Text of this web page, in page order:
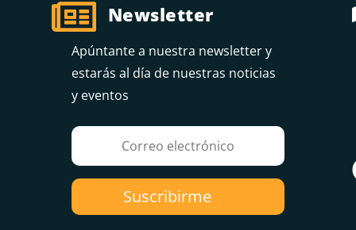
 Newsletter
Apúntante a nuestra newsletter y
estarás al día de nuestras noticias
y eventos
Suscribirme